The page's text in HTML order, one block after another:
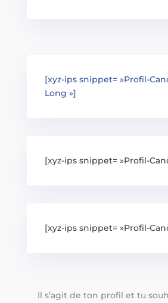
[xyz-ips snippet= »Profil-
Long »]
[xyz-ips snippet= »Profil-
[xyz-ips snippet= »Profil-
Il s’agit de ton profil et tu